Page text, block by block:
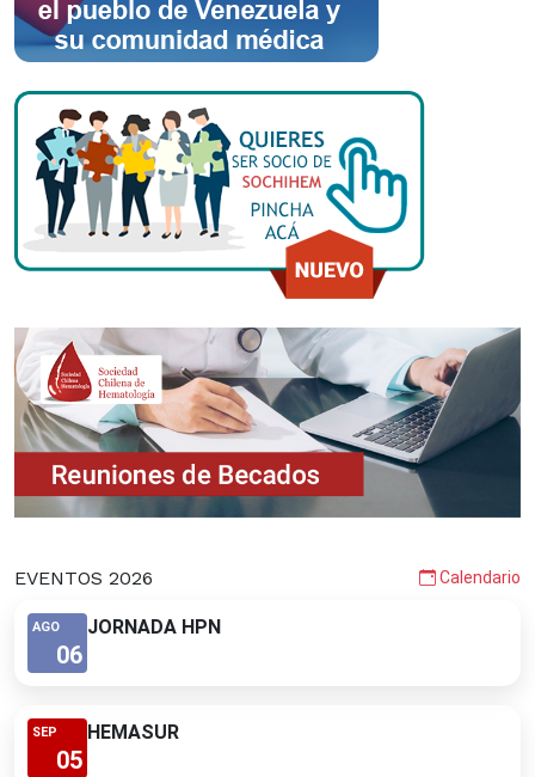
EVENTOS 2026 Calendario
AGO
06
JORNADA HPN
SEP
05
HEMASUR